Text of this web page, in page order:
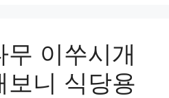
이쑤시개
보니 식당용